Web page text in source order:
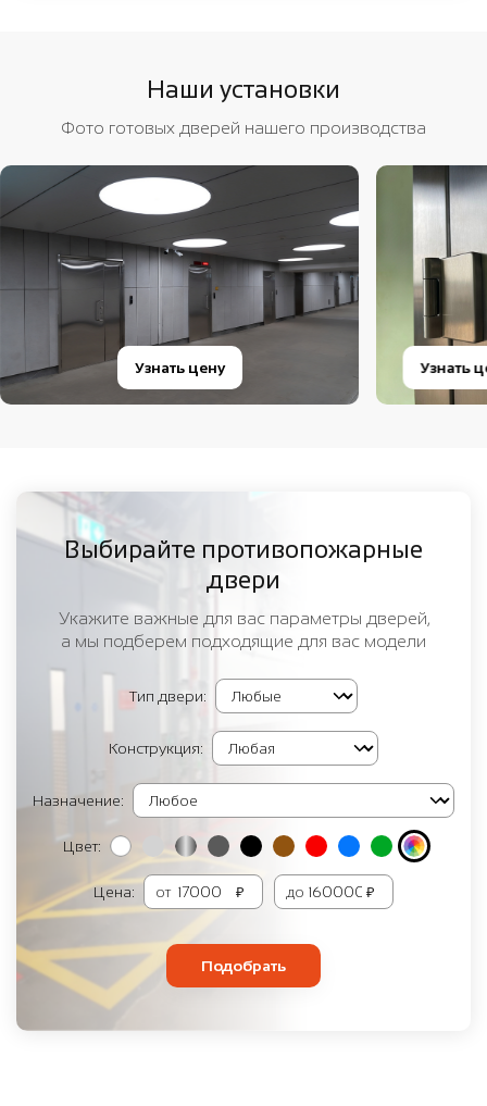
Наши установки
Фото готовых дверей нашего производства
Узнать цену Узнать
Выбирайте противопожарные
двери
Укажите важные для вас параметры дверей,
а мы подберем подходящие для вас модели
Тип двери:
Конструкция:
Назначение:
Цвет:
Цена: от ₽ до ₽
Подобрать